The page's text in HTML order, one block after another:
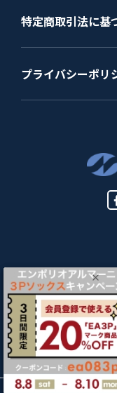
東
特定商取引法に基
プライバシーポリ